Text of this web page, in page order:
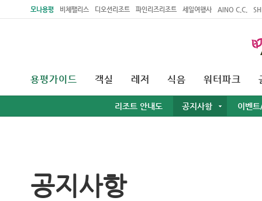
모나용평 비체팰리스 디오션리조트 파인리즈리조트 세일여행사 AINO C.C.
용평가이드
리조트 안내도 공지사항 이벤
객실 레저 식음 워터파크
공지사항